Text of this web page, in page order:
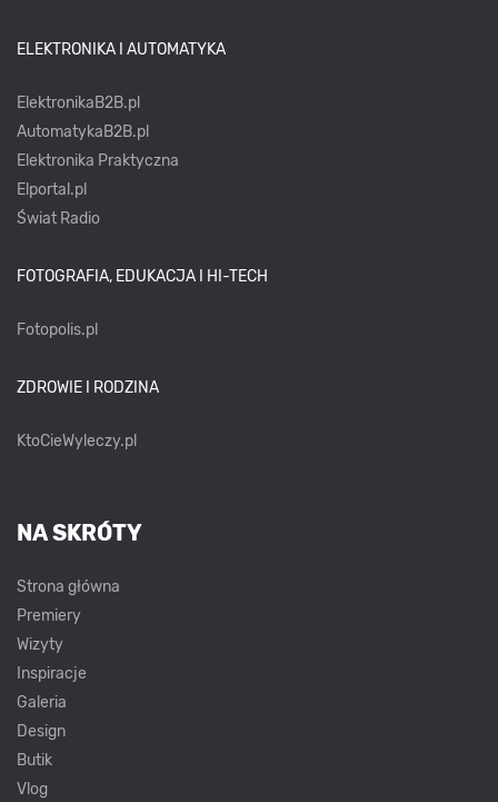
ELEKTRONIKA I AUTOMATYKA
ElektronikaB2B.pl
AutomatykaB2B.pl
Elektronika Praktyczna
Elportal.pl
Świat Radio
FOTOGRAFIA, EDUKACJA I HI-TECH
Fotopolis.pl
ZDROWIE I RODZINA
KtoCieWyleczy.pl
NA SKRÓTY
Strona główna
Premiery
Wizyty
Inspiracje
Galeria
Design
Butik
Vlog